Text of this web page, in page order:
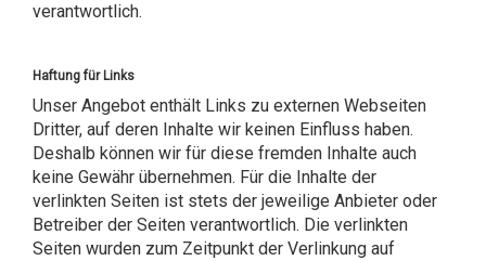
verantwortlich.
Haftung für Links
Unser Angebot enthält Links zu externen Webseiten
Dritter, auf deren Inhalte wir keinen Einfluss haben.
Deshalb können wir für diese fremden Inhalte auch
keine Gewähr übernehmen. Für die Inhalte der
verlinkten Seiten ist stets der jeweilige Anbieter oder
Betreiber der Seiten verantwortlich. Die verlinkten
Seiten wurden zum Zeitpunkt der Verlinkung auf